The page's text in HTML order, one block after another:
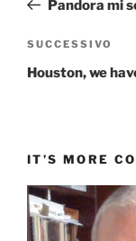
Pandora mi
Articolo
successivo
SUCCESSIVO
Houston, we
IT’S MORE